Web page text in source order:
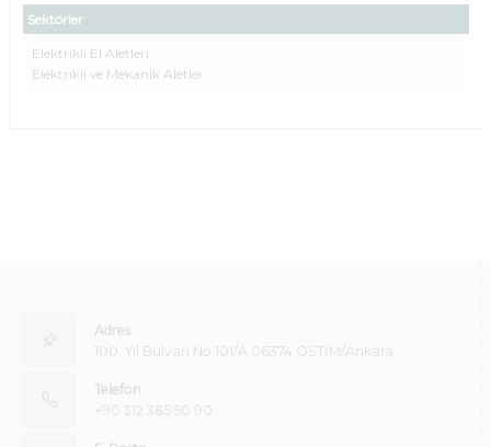
Sektörler
Elektrikli El Aletleri
Elektrikli ve Mekanik Aletler
Adres
100. Yıl Bulvarı No:101/A 06374 OSTİM/Ankara
Telefon
+90 312 385 50 90